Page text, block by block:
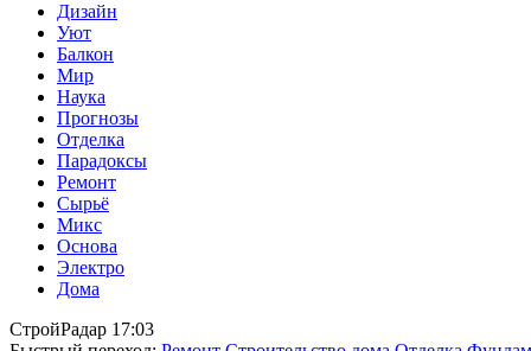
Дизайн
Уют
Балкон
Мир
Наука
Прогнозы
Отделка
Парадоксы
Ремонт
Сырьё
Микс
Основа
Электро
Дома
СтройРадар 17:03